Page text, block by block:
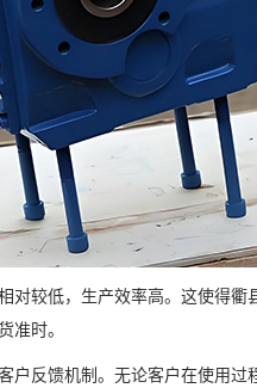
对较低，生产效率高。这使得
准时。
户反馈机制。无论客户在使用